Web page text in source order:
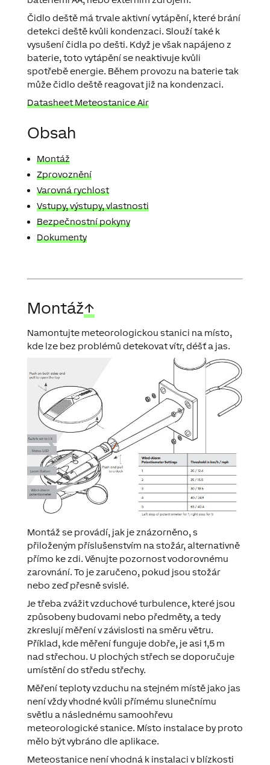
Čidlo deště má trvale aktivní vytápění, které brání
detekci deště kvůli kondenzaci. Slouží také k
vysušení čidla po dešti. Když je však napájeno z
baterie, toto vytápění se neaktivuje kvůli
spotřebě energie. Během provozu na baterie tak
může čidlo deště reagovat již na kondenzaci.
Datasheet Meteostanice Air
Obsah
Montáž
Zprovoznění
Varovná rychlost
Vstupy, výstupy, vlastnosti
Bezpečnostní pokyny
Dokumenty
Montáž↑
Namontujte meteorologickou stanici na místo,
kde lze bez problémů detekovat vítr, déšť a jas.
Montáž se provádí, jak je znázorněno, s
přiloženým příslušenstvím na stožár, alternativně
přímo ke zdi. Věnujte pozornost vodorovnému
zarovnání. To je zaručeno, pokud jsou stožár
nebo zeď přesně svislé.
Je třeba zvážit vzduchové turbulence, které jsou
způsobeny budovami nebo předměty, a tedy
zkreslují měření v závislosti na směru větru.
Příklad, kde měření funguje dobře, je asi 1,5 m
nad střechou. U plochých střech se doporučuje
umístění do středu střechy.
Měření teploty vzduchu na stejném místě jako jas
není vždy vhodné kvůli přímému slunečnímu
světlu a následnému samoohřevu
meteorologické stanice. Místo instalace by proto
mělo být vybráno dle aplikace.
Meteostanice není vhodná k instalaci v blízkosti